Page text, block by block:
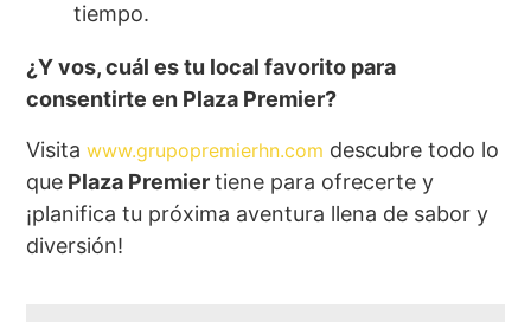
tiempo.
¿Y vos, cuál es tu local favorito para
consentirte en Plaza Premier?
Visitawww.grupopremierhn.com descubre todo lo
que Plaza Premiertiene para ofrecerte y
¡planifica tu próxima aventura llena de sabor y
diversión!